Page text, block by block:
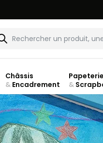
Châssis
&Encadrement
Papeterie
&